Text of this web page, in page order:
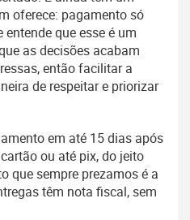
oferece: pagamento só
que esse é um
as decisões acabam
então facilitar a
de respeitar e priorizar
em até 15 dias após
ou até pix, do jeito
que sempre prezamos é a
têm nota fiscal, sem